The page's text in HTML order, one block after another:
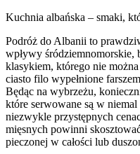
Kuchnia albańska – smaki,
Podróż do Albanii to
wpływy śródziemnomorskie,
klasykiem, którego nie
ciasto filo wypełnione
Będąc na wybrzeżu,
które serwowane są w
niezwykle przystępnych
mięsnych powinni
pieczonej w całości lub